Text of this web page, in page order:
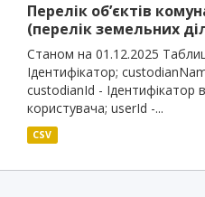
Перелік об’єктів
(перелік земельних
Станом на 01.12.2025
Ідентифікатор;
custodianId - Ідентифікатор
користувача; userId -...
CSV